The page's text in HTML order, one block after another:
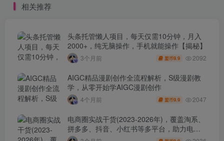
相关推荐
头条托管懒人项目，每天仅需10分钟，月入
2000+，纯无脑操作，手机就能操作【揭秘】
3个月前 盟币9.9 2092
AIGC精品漫剧创作全流程解析，S级漫剧教
学，从零开始学AIGC漫剧创作
4个月前 盟币9.9 2047
电商圈实战干货(2023-2026年)，覆盖淘系、
拼多多、抖音、小红书等多平台，助力电商
人避开坑、提效率、稳盈利(更新4月)